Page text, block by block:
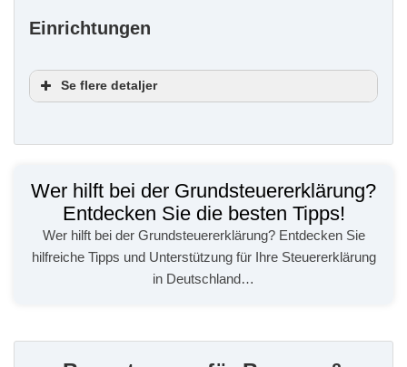
Einrichtungen
Se flere detaljer
Planung
Rollstuhlgerechter Parkplatz
Terminvereinbarung empfohlen
Wer hilft bei der Grundsteuererklärung?
Entdecken Sie die besten Tipps!
Wer hilft bei der Grundsteuererklärung? Entdecken Sie
hilfreiche Tipps und Unterstützung für Ihre Steuererklärung
in Deutschland…